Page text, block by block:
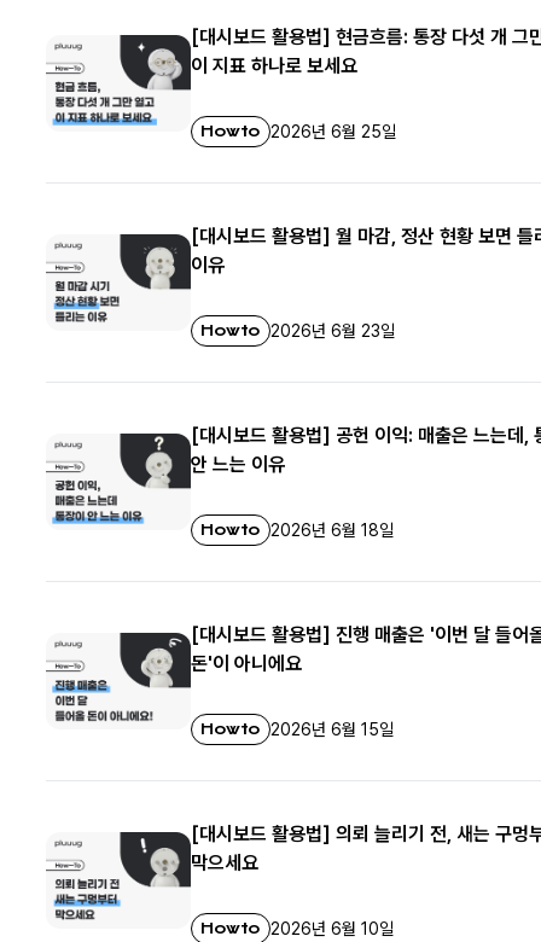
[대시보드 활용법] 현금흐름: 통장 다섯 개 그
이 지표 하나로 보세요
Howto 2026년 6월 25일
[대시보드 활용법] 월 마감, 정산 현황 보면 틀
이유
Howto 2026년 6월 23일
[대시보드 활용법] 공헌 이익: 매출은 느는데,
안 느는 이유
Howto 2026년 6월 18일
[대시보드 활용법] 진행 매출은 '이번 달 들어
돈'이 아니에요
Howto 2026년 6월 15일
[대시보드 활용법] 의뢰 늘리기 전, 새는 구멍
막으세요
Howto 2026년 6월 10일